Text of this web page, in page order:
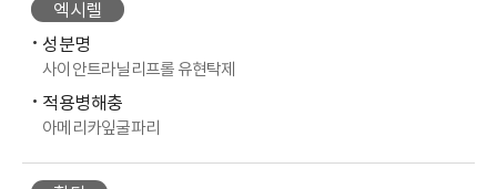
엑시렐
성분명
사이안트라닐리프롤 유현탁제
적용병해충
아메리카잎굴파리